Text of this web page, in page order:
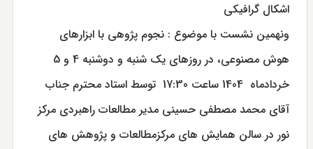
اشکال گرافیکی
ونهمین نشست با موضوع : نجوم پژوهی با ابزارهای
هوش مصنوعی، در روزهای یک شنبه و دوشنبه 4 و 5
خردادماه 1404 ساعت 17:30 توسط استاد محترم جناب
آقای محمد مصطفی حسینی مدیر مطالعات راهبردی مرکز
نور در سالن همایش های مرکزمطالعات و پژوهش های